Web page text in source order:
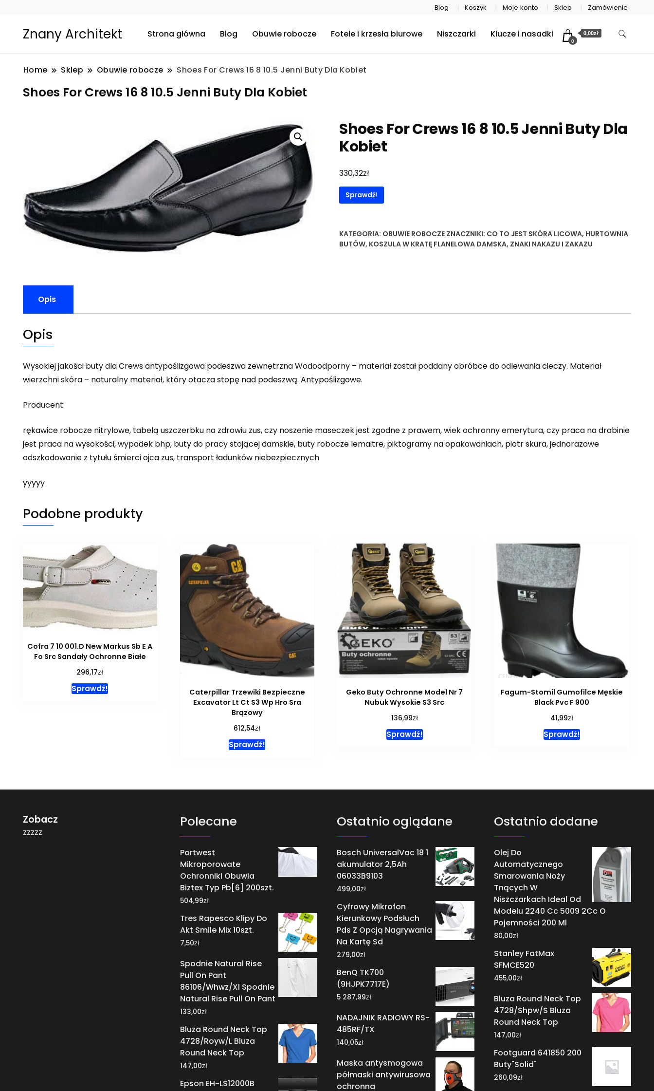
Blog Koszyk Moje konto Sklep Zamówienie
Znany Architekt Strona główna Blog Obuwie robocze Fotele i krzesła biurowe Niszczarki Klucze i nasadki
0
0,00zł
Home Sklep Obuwie robocze Shoes For Crews 16 8 10.5 Jenni Buty Dla Kobiet
Shoes For Crews 16 8 10.5 Jenni Buty Dla Kobiet
Shoes For Crews 16 8 10.5 Jenni Buty Dla
Kobiet
330,32zł
Sprawdź!
KATEGORIA: OBUWIE ROBOCZE ZNACZNIKI: CO TO JEST SKÓRA LICOWA, HURTOWNIA
BUTÓW, KOSZULA W KRATĘ FLANELOWA DAMSKA, ZNAKI NAKAZU I ZAKAZU
Opis
Opis
Wysokiej jakości buty dla Crews antypoślizgowa podeszwa zewnętrzna Wodoodporny – materiał został poddany obróbce do odlewania cieczy. Materiał
wierzchni skóra – naturalny materiał, który otacza stopę nad podeszwą. Antypoślizgowe.
Producent:
rękawice robocze nitrylowe, tabelą uszczerbku na zdrowiu zus, czy noszenie maseczek jest zgodne z prawem, wiek ochronny emerytura, czy praca na drabinie
jest praca na wysokości, wypadek bhp, buty do pracy stojącej damskie, buty robocze lemaitre, piktogramy na opakowaniach, piotr skura, jednorazowe
odszkodowanie z tytułu śmierci ojca zus, transport ładunków niebezpiecznych
yyyyy
Podobne produkty
Cofra 7 10 001.D New Markus Sb E A
Fo Src Sandały Ochronne Białe
296,17zł
Sprawdź!
Caterpillar Trzewiki Bezpieczne
Excavator Lt Ct S3 Wp Hro Sra
Brązowy
612,54zł
Sprawdź!
Geko Buty Ochronne Model Nr 7
Nubuk Wysokie S3 Src
136,99zł
Sprawdź!
Fagum-Stomil Gumofilce Męskie
Black Pvc F 900
41,99zł
Sprawdź!
Zobacz
zzzzz
Polecane
Portwest
Mikroporowate
Ochronniki Obuwia
Biztex Typ Pb[6] 200szt.
504,99zł
Tres Rapesco Klipy Do
Akt Smile Mix 10szt.
7,50zł
Spodnie Natural Rise
Pull On Pant
86106/Whwz/Xl Spodnie
Natural Rise Pull On Pant
133,00zł
Bluza Round Neck Top
4728/Royw/L Bluza
Round Neck Top
147,00zł
Epson EH-LS12000B
Ostatnio oglądane
Bosch UniversalVac 18 1
akumulator 2,5Ah
06033B9103
499,00zł
Cyfrowy Mikrofon
Kierunkowy Podsłuch
Pds Z Opcją Nagrywania
Na Kartę Sd
279,00zł
BenQ TK700
(9HJPK7717E)
5 287,99zł
NADAJNIK RADIOWY RS-
485RF/TX
140,05zł
Maska antysmogowa
półmaski antywirusowa
ochronna
Ostatnio dodane
Olej Do
Automatycznego
Smarowania Noży
Tnących W
Niszczarkach Ideal Od
Modelu 2240 Cc 5009 2Cc O
Pojemności 200 Ml
80,00zł
Stanley FatMax
SFMCE520
455,00zł
Bluza Round Neck Top
4728/Shpw/S Bluza
Round Neck Top
147,00zł
Footguard 641850 200
Buty"Solid"
260,09zł